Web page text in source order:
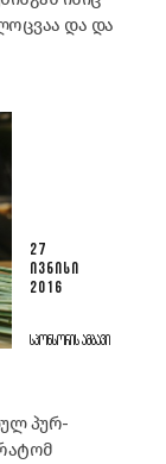
და და
27
ᲘᲕᲜᲘᲡᲘ
2016
ᲡᲞᲝᲜᲡᲝᲠᲘᲡ ᲐᲛᲑᲐᲕᲘ
პურ-